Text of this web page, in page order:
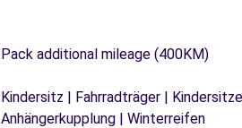
Pack additional mileage (400KM)
Kindersitz | Fahrradträger |
Anhängerkupplung | Winterreifen